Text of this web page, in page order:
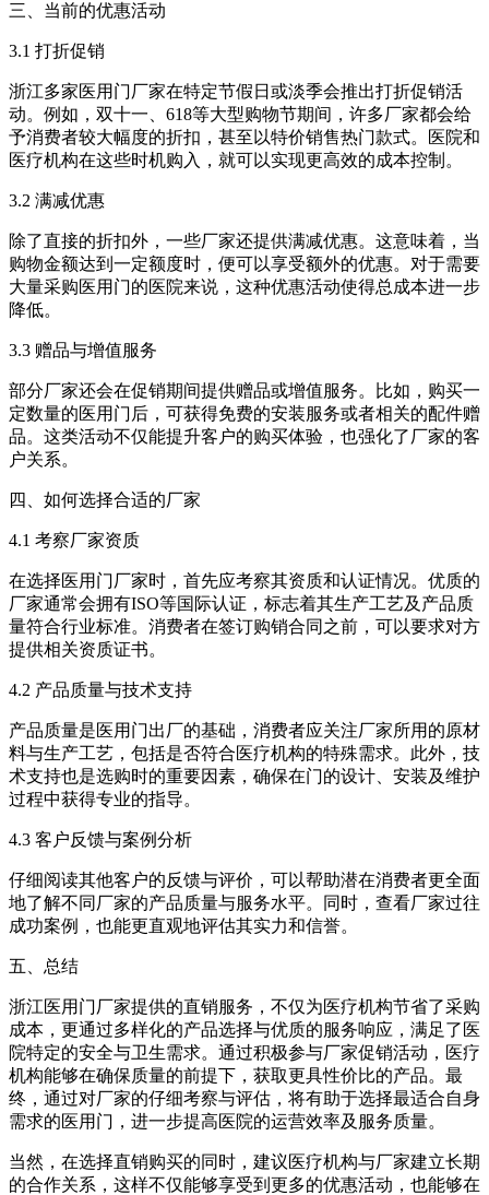
三、当前的优惠活动
3.1 打折促销
浙江多家医用门厂家在特定节假日或淡季会推出打折促销活
动。例如，双十一、618等大型购物节期间，许多厂家都会给
予消费者较大幅度的折扣，甚至以特价销售热门款式。医院和
医疗机构在这些时机购入，就可以实现更高效的成本控制。
3.2 满减优惠
除了直接的折扣外，一些厂家还提供满减优惠。这意味着，当
购物金额达到一定额度时，便可以享受额外的优惠。对于需要
大量采购医用门的医院来说，这种优惠活动使得总成本进一步
降低。
3.3 赠品与增值服务
部分厂家还会在促销期间提供赠品或增值服务。比如，购买一
定数量的医用门后，可获得免费的安装服务或者相关的配件赠
品。这类活动不仅能提升客户的购买体验，也强化了厂家的客
户关系。
四、如何选择合适的厂家
4.1 考察厂家资质
在选择医用门厂家时，首先应考察其资质和认证情况。优质的
厂家通常会拥有ISO等国际认证，标志着其生产工艺及产品质
量符合行业标准。消费者在签订购销合同之前，可以要求对方
提供相关资质证书。
4.2 产品质量与技术支持
产品质量是医用门出厂的基础，消费者应关注厂家所用的原材
料与生产工艺，包括是否符合医疗机构的特殊需求。此外，技
术支持也是选购时的重要因素，确保在门的设计、安装及维护
过程中获得专业的指导。
4.3 客户反馈与案例分析
仔细阅读其他客户的反馈与评价，可以帮助潜在消费者更全面
地了解不同厂家的产品质量与服务水平。同时，查看厂家过往
成功案例，也能更直观地评估其实力和信誉。
五、总结
浙江医用门厂家提供的直销服务，不仅为医疗机构节省了采购
成本，更通过多样化的产品选择与优质的服务响应，满足了医
院特定的安全与卫生需求。通过积极参与厂家促销活动，医疗
机构能够在确保质量的前提下，获取更具性价比的产品。最
终，通过对厂家的仔细考察与评估，将有助于选择最适合自身
需求的医用门，进一步提高医院的运营效率及服务质量。
当然，在选择直销购买的同时，建议医疗机构与厂家建立长期
的合作关系，这样不仅能够享受到更多的优惠活动，也能够在